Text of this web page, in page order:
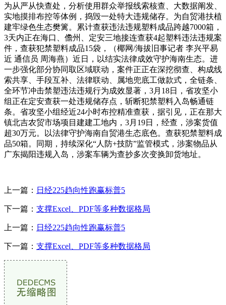
为从严从快查处，分析使用群众举报线索核查、大数据阐发、
实地摸排布控等体例，捣毁一处特大违规储存。为自贸港扶植
建牢绿色生态樊篱。累计查获违法违规塑料成品跨越7000箱，
3天内正在海口、儋州、定安三地接连查获4起塑料违法违规案
件，查获犯禁塑料成品15袋，（椰网/海拔旧事记者 李兴平易
近 通信员 周海燕）近日，以结实法律成效守护海南生态。进
一步强化部分协同取区域联动，案件正正在深挖彻查、构成线
索共享、手段互补、法律联动、属地兜底工做款式，全链条、
全环节冲击禁塑违法违规行为成效显著，3月18日，省攻坚小
组正在定安查获一处违规储存点，斩断犯禁塑料入岛畅通链
条。省攻坚小组经近24小时布控精准查获，据引见，正在那大
镇北吉农贸市场项目建建工地内，3月19日，经查，涉案货值
超30万元。以法律守护海南自贸港生态底色。查获犯禁塑料成
品50箱。同期，持续深化“人防+技防”监管模式，涉案物品从
广东揭阳违规入岛，涉案车辆为查抄多次变换卸货地址。
上一篇： 日经225趋向性跑赢标普5
下一篇： 支撑Excel、PDF等多种数据格局
上一篇： 日经225趋向性跑赢标普5
下一篇： 支撑Excel、PDF等多种数据格局